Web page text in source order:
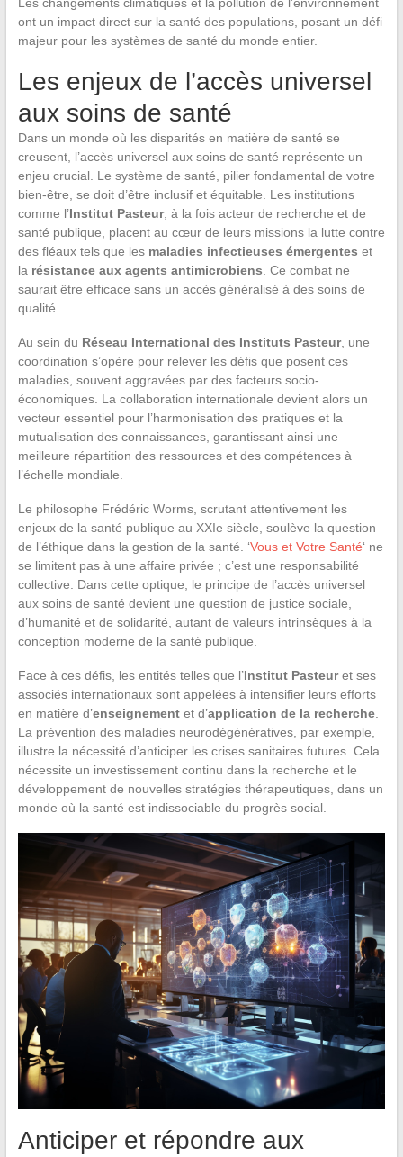
ont un impact direct sur la santé des populations, posant un défi
majeur pour les systèmes de santé du monde entier.
Les enjeux de l’accès universel
aux soins de santé
Dans un monde où les disparités en matière de santé se
creusent, l’accès universel aux soins de santé représente un
enjeu crucial. Le système de santé, pilier fondamental de votre
bien-être, se doit d’être inclusif et équitable. Les institutions
comme l’Institut Pasteur, à la fois acteur de recherche et de
santé publique, placent au cœur de leurs missions la lutte contre
des fléaux tels que les maladies infectieuses émergentes et
la résistance aux agents antimicrobiens . Ce combat ne
saurait être efficace sans un accès généralisé à des soins de
qualité.
Au sein du Réseau International des Instituts Pasteur, une
coordination s’opère pour relever les défis que posent ces
maladies, souvent aggravées par des facteurs socio-
économiques. La collaboration internationale devient alors un
vecteur essentiel pour l’harmonisation des pratiques et la
mutualisation des connaissances, garantissant ainsi une
meilleure répartition des ressources et des compétences à
l’échelle mondiale.
Le philosophe Frédéric Worms, scrutant attentivement les
enjeux de la santé publique au XXIe siècle, soulève la question
de l’éthique dans la gestion de la santé. ‘Vous et Votre Santé‘ ne
se limitent pas à une affaire privée ; c’est une responsabilité
collective. Dans cette optique, le principe de l’accès universel
aux soins de santé devient une question de justice sociale,
d’humanité et de solidarité, autant de valeurs intrinsèques à la
conception moderne de la santé publique.
Face à ces défis, les entités telles que l’Institut Pasteuret ses
associés internationaux sont appelées à intensifier leurs efforts
en matière d’enseignementet d’application de la recherche.
La prévention des maladies neurodégénératives, par exemple,
illustre la nécessité d’anticiper les crises sanitaires futures. Cela
nécessite un investissement continu dans la recherche et le
développement de nouvelles stratégies thérapeutiques, dans un
monde où la santé est indissociable du progrès social.
Anticiper et répondre aux